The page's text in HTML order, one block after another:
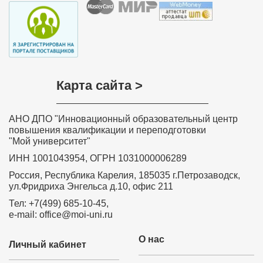
области
Хочу выразить слова благодарности всем, кто
необходимы в повседневной преподавательской
Вашем курсе, будет очень полезна в моей
сказать, что все знания и теоретические навыки,
представленные в этом курсе, будут применяться
мной на практике в полном объеме. Я буду рада
принять участие в новых курсах, которые вы будете
Забелина Ирина Рашитовна,
преподаватель профессиональной
подготовки – профессионального
обучения рабочих и служащих по
программе «Продавец
продовольственных товаров» МКОУ ДО
Свердловской области
Я впервые проходила курсы в режиме
Карта сайта >
АНО ДПО "Инновационный образовательный центр
повышения квалификации и переподготовки
"Мой университет"
ИНН 1001043954, ОГРН 1031000006289
Россия, Республика Карелия, 185035 г.Петрозаводск,
ул.Фридриха Энгельса д.10, офис 211
Тел: +7(499) 685-10-45,
e-mail: office@moi-uni.ru
О нас
Личный кабинет